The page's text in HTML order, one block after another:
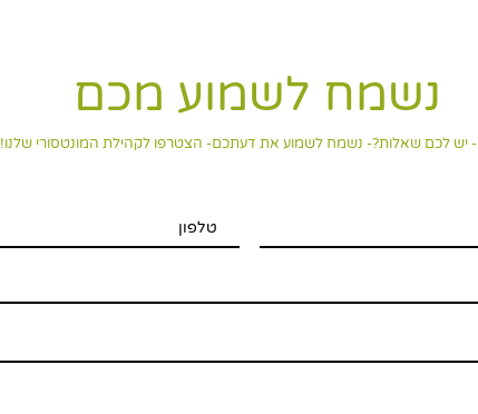
נשמח לשמוע מכם
- יש לכם שאלות?- נשמח לשמוע את דעתכם- הצטרפו לקהילת המונטסורי שלנו!